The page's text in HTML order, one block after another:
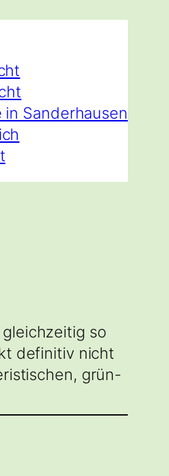
in Sanderhausen
so
definitiv nicht
grün-